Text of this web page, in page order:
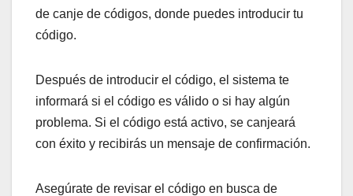
de canje de códigos, donde puedes introducir tu
código.
Después de introducir el código, el sistema te
informará si el código es válido o si hay algún
problema. Si el código está activo, se canjeará
con éxito y recibirás un mensaje de confirmación.
Asegúrate de revisar el código en busca de